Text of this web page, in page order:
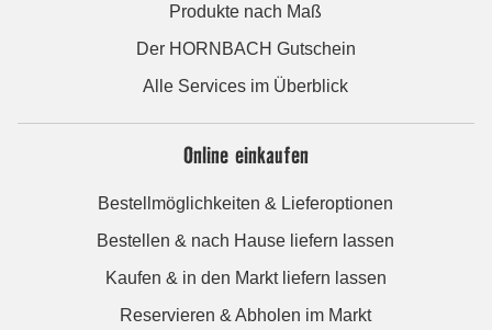
Produkte nach Maß
Der HORNBACH Gutschein
Alle Services im Überblick
Online einkaufen
Bestellmöglichkeiten & Lieferoptionen
Bestellen & nach Hause liefern lassen
Kaufen & in den Markt liefern lassen
Reservieren & Abholen im Markt